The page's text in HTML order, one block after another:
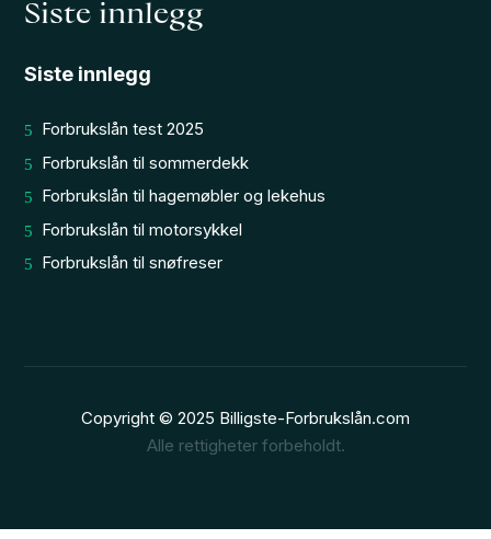
Siste innlegg
Siste innlegg
Forbrukslån test 2025
Forbrukslån til sommerdekk
Forbrukslån til hagemøbler og lekehus
Forbrukslån til motorsykkel
Forbrukslån til snøfreser
Copyright © 2025 Billigste-Forbrukslån.com
Alle rettigheter forbeholdt.